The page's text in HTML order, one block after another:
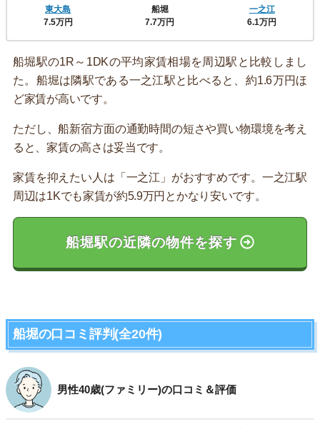
東大島
7.5万円
船堀
7.7万円
一之江
6.1万円
船堀駅の1R～1DKの平均家賃相場を周辺駅と比較しまし
た。船堀は隣駅である一之江駅と比べると、約1.6万円ほ
ど家賃が高いです。
ただし、船新宿方面の通勤時間の短さや買い物環境を考え
ると、家賃の高さは妥当です。
家賃を抑えたい人は「一之江」がおすすめです。一之江駅
周辺は1Kでも家賃が約5.9万円とかなり安いです。
船堀駅の近隣の物件を探す
船堀の口コミ評判(全20件)
男性40歳(ファミリー)の口コミ＆評価